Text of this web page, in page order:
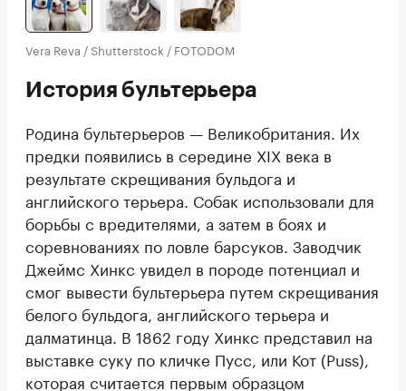
Vera Reva / Shutterstock / FOTODOM
История бультерьера
Родина бультерьеров — Великобритания. Их
предки появились в середине XIX века в
результате скрещивания бульдога и
английского терьера. Собак использовали для
борьбы с вредителями, а затем в боях и
соревнованиях по ловле барсуков. Заводчик
Джеймс Хинкс увидел в породе потенциал и
смог вывести бультерьера путем скрещивания
белого бульдога, английского терьера и
далматинца. В 1862 году Хинкс представил на
выставке суку по кличке Пусс, или Кот (Puss),
которая считается первым образцом